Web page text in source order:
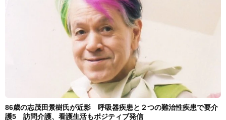
86歳の志茂田景樹氏が近影 呼吸器疾患と２つの難治性疾患で要介
護5 訪問介護、看護生活もポジティブ発信